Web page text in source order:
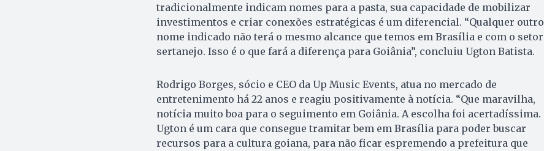
tradicionalmente indicam nomes para a pasta, sua capacidade de mobilizar
investimentos e criar conexões estratégicas é um diferencial. “Qualquer outro
nome indicado não terá o mesmo alcance que temos em Brasília e com o setor
sertanejo. Isso é o que fará a diferença para Goiânia”, concluiu Ugton Batista.
Rodrigo Borges, sócio e CEO da Up Music Events, atua no mercado de
entretenimento há 22 anos e reagiu positivamente à notícia. “Que maravilha,
notícia muito boa para o seguimento em Goiânia. A escolha foi acertadíssima.
Ugton é um cara que consegue tramitar bem em Brasília para poder buscar
recursos para a cultura goiana, para não ficar espremendo a prefeitura que